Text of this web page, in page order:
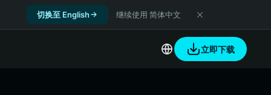
切换至 English 继续使用 简体中文
立即下载